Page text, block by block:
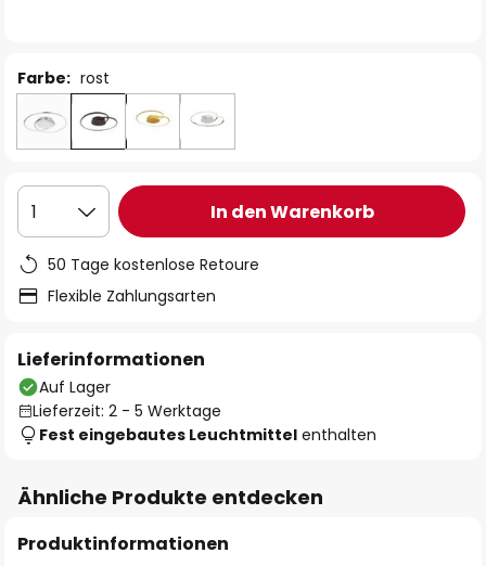
Farbe: rost
1 In den Warenkorb
50 Tage kostenlose Retoure
Flexible Zahlungsarten
Lieferinformationen
Auf Lager
Lieferzeit: 2 - 5 Werktage
Fest eingebautes Leuchtmittel enthalten
Ähnliche Produkte entdecken
Produktinformationen